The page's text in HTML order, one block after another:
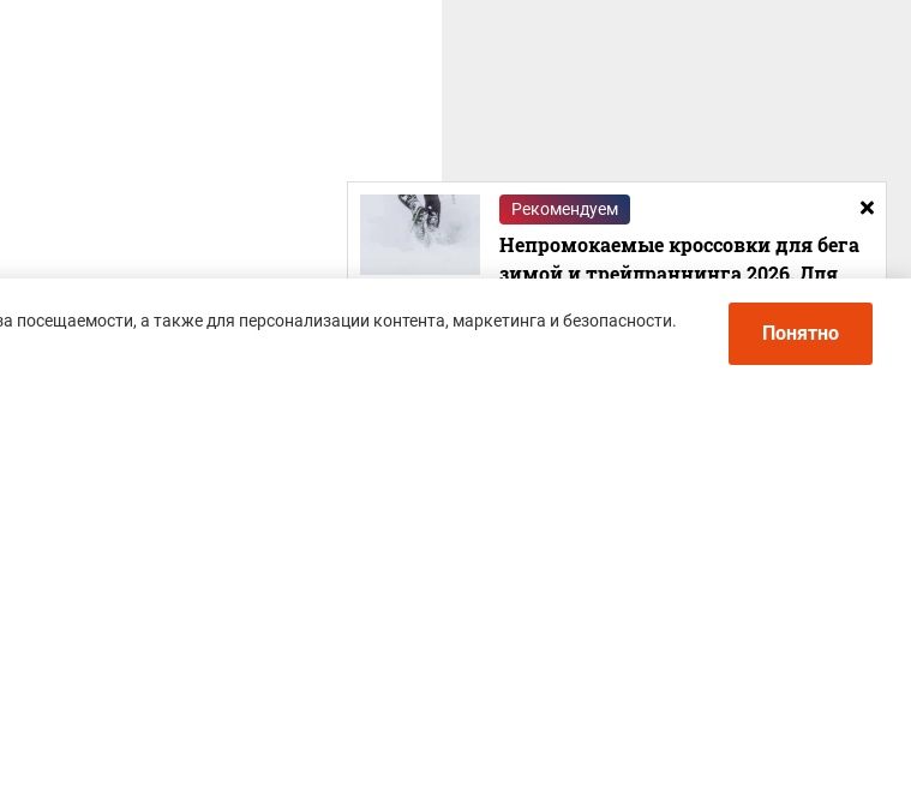
Рекомендуем
Непромокаемые кроссовки для бега
зимой и трейлраннинга 2026. Для
города и бездорожья - с мембраной и
шипами
а также для персонализации контента, маркетинга и безопасности.
Понятно